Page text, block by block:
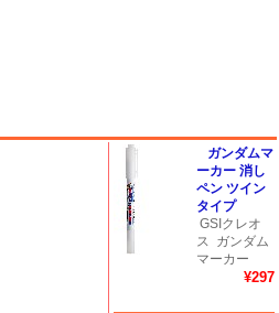
ガンダムマ
ーカー 消し
ペン ツイン
タイプ
GSIクレオ
ス ガンダム
マーカー
¥297